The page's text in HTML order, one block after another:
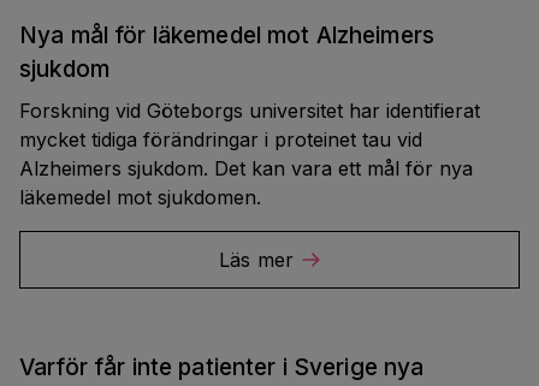
Nya mål för läkemedel mot Alzheimers
sjukdom
Forskning vid Göteborgs universitet har identifierat
mycket tidiga förändringar i proteinet tau vid
Alzheimers sjukdom. Det kan vara ett mål för nya
läkemedel mot sjukdomen.
Läs mer
Varför får inte patienter i Sverige nya